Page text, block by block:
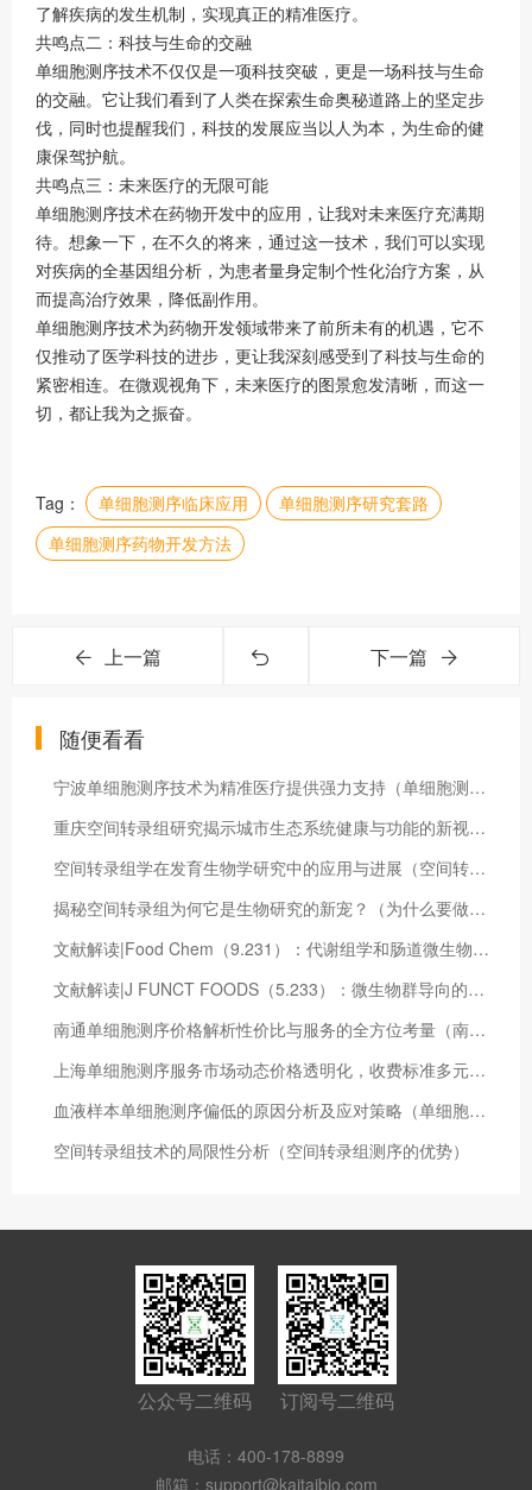
了解疾病的发生机制，实现真正的精准医疗。
共鸣点二：科技与生命的交融
单细胞测序技术不仅仅是一项科技突破，更是一场科技与生命
的交融。它让我们看到了人类在探索生命奥秘道路上的坚定步
伐，同时也提醒我们，科技的发展应当以人为本，为生命的健
康保驾护航。
共鸣点三：未来医疗的无限可能
单细胞测序技术在药物开发中的应用，让我对未来医疗充满期
待。想象一下，在不久的将来，通过这一技术，我们可以实现
对疾病的全基因组分析，为患者量身定制个性化治疗方案，从
而提高治疗效果，降低副作用。
单细胞测序技术为药物开发领域带来了前所未有的机遇，它不
仅推动了医学科技的进步，更让我深刻感受到了科技与生命的
紧密相连。在微观视角下，未来医疗的图景愈发清晰，而这一
切，都让我为之振奋。
Tag： 单细胞测序临床应用
单细胞测序研究套路
单细胞测序药物开发方法
上一篇 下一篇
随便看看
宁波单细胞测序技术为精准医疗提供强力支持（单细胞测序多少钱一个）
重庆空间转录组研究揭示城市生态系统健康与功能的新视角（重庆空间变换科技）
空间转录组学在发育生物学研究中的应用与进展（空间转录组测序原理）
揭秘空间转录组为何它是生物研究的新宠？（为什么要做空间转录组呢）
文献解读|Food Chem（9.231）：代谢组学和肠道微生物组学揭示6-姜烯酚对肥胖的改善作用
文献解读|J FUNCT FOODS（5.233）：微生物群导向的补充食品对移殖健康婴儿粪便小鼠的肠道菌群影响
南通单细胞测序价格解析性价比与服务的全方位考量（南通单细胞测序价格多少钱）
上海单细胞测序服务市场动态价格透明化，收费标准多元化（单细胞测序服务公司）
血液样本单细胞测序偏低的原因分析及应对策略（单细胞测序样本量）
空间转录组技术的局限性分析（空间转录组测序的优势）
公众号二维码 订阅号二维码
电话：400-178-8899
邮箱：support@kaitaibio.com